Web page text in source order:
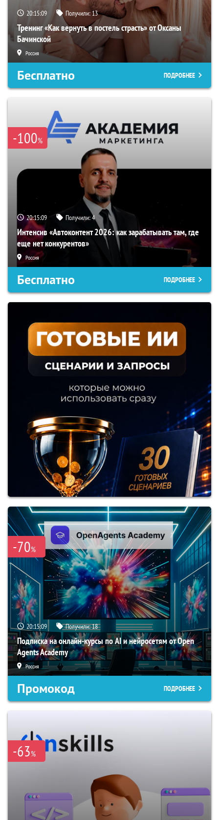
20:15:07 Получили:13
Тренинг «Как вернуть в постель страсть» от Оксаны
Бачинской
Россия
Бесплатно ПОДРОБНЕЕ
-100%
20:15:07 Получили:4
Интенсив «Автоконтент 2026: как зарабатывать там, где
еще нет конкурентов»
Россия
Бесплатно ПОДРОБНЕЕ
-70%
20:15:07 Получили:18
Подписка на онлайн-курсы по AI и нейросетям от Open
Agents Academy
Россия
Промокод ПОДРОБНЕЕ
-63%